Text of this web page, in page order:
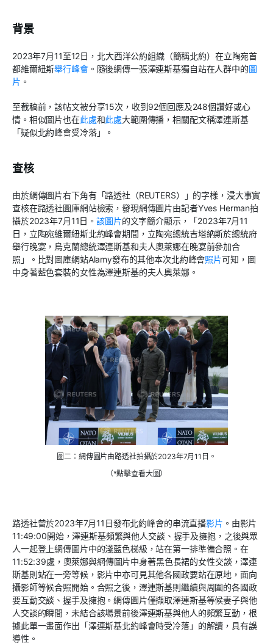
背景
2023年7月11至12日，北大西洋公約組織（簡稱北約）在立陶宛首
都維爾紐斯舉行峰會。隨後網傳一張澤連斯基獨自站在人群中的圖
片 。
至截稿前，該帖文被分享15次，收到92個回應及248個讚好或心
情。相似圖片也在此處和此處大範圍傳播，相關配文稱澤連斯基
「疑似北約峰會受冷落」。
查核
由於網傳圖片右下角有「路透社（REUTERS）」的字樣，浸大事實
查核在路透社圖庫網站檢索，發現網傳圖片由記者Yves Herman拍
攝於2023年7月11日。該圖片的文字簡介顯示，「2023年7月11
日，立陶宛維爾紐斯北約峰會期間，立陶宛總統吉塔納斯於總統府
舉行晚宴，烏克蘭總統澤連斯基和夫人奧萊娜在晚宴前參加合
照」。比對圖庫網站Alamy發布的其他本次北約峰會照片可知，圖
中身著藍色套裝的女性為澤連斯基的夫人奧萊娜。
圖二：網傳圖片由路透社拍攝於2023年7月11日。
（*點擊查看大圖）
路透社曾於2023年7月11 日發布北約峰會的串流直播影片 。由影片
11:49:00開始，澤連斯基頻繁與他人交談、握手及擁抱，之後與眾
人一起登上網傳圖片中的淺藍色梯級，站在第一排準備合照。在
11:52:39處，奧萊娜與網傳圖片中身著黑色長裙的女性交談，澤連
斯基則站在一旁等候，影片中亦可見其他各國政要站在原地，面向
攝影師等候合照開始。合照之後，澤連斯基則繼續與周圍的各國政
要互動交談、握手及擁抱。網傳圖片僅擷取澤連斯基等候妻子與他
人交談的瞬間，未結合該場景前後澤連斯基與他人的頻繁互動，根
據此單一畫面作出「澤連斯基北約峰會時受冷落」的解讀，具有誤
導性。